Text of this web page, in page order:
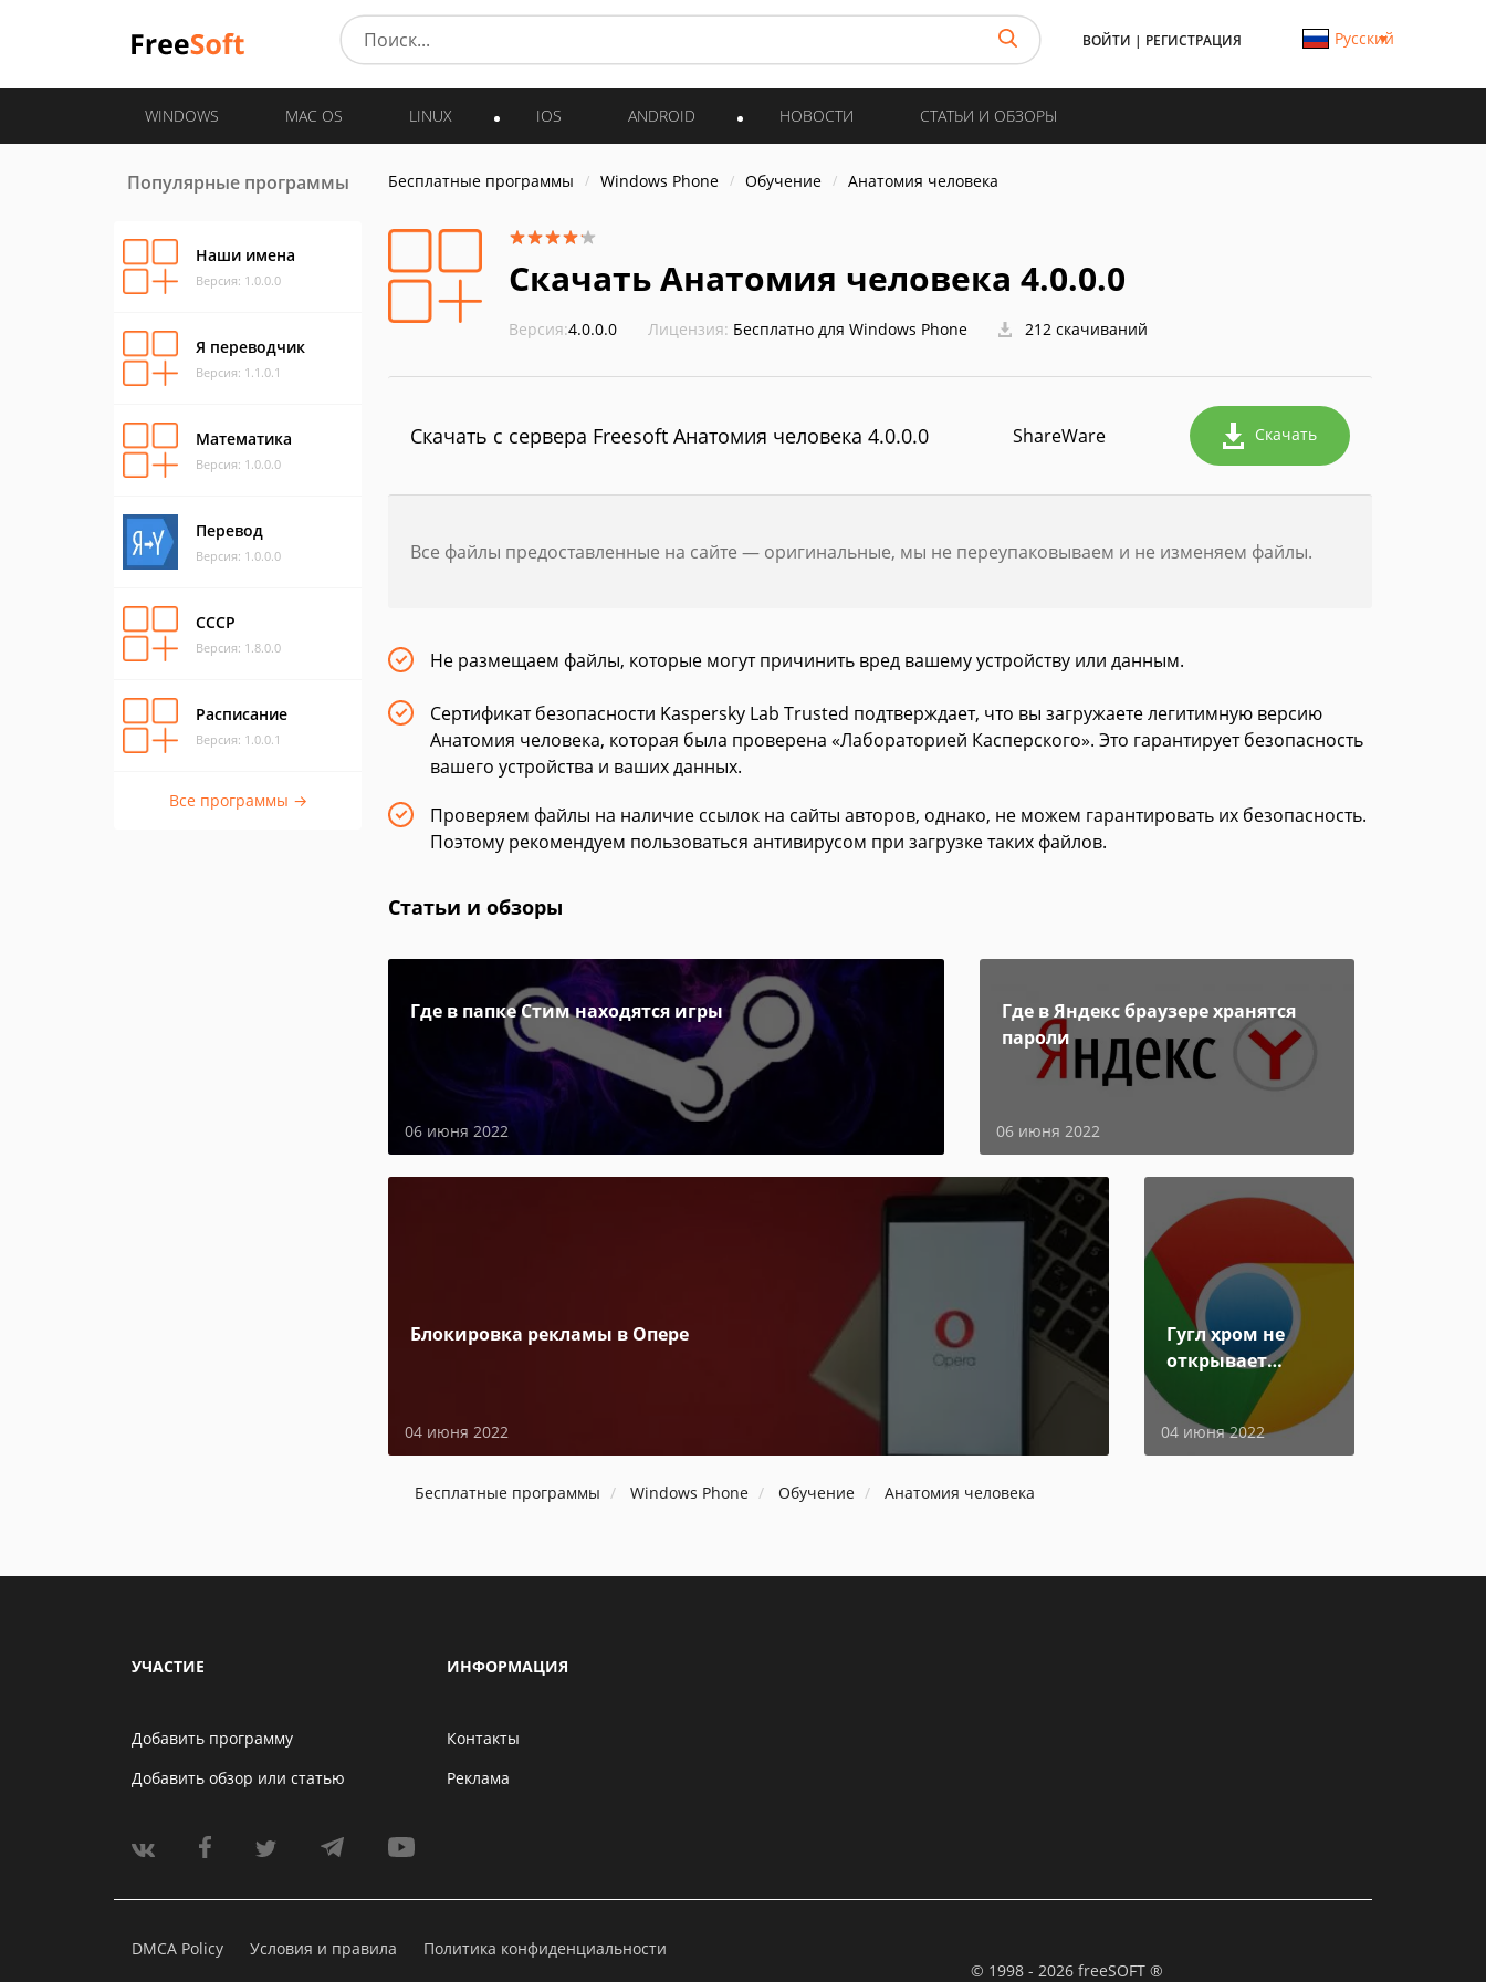
ВОЙТИ | РЕГИСТРАЦИЯ Русский
WINDOWS MAC OS LINUX IOS ANDROID НОВОСТИ СТАТЬИ И ОБЗОРЫ
Популярные программы
Наши имена
Версия: 1.0.0.0
Я переводчик
Версия: 1.1.0.1
Математика
Версия: 1.0.0.0
Перевод
Версия: 1.0.0.0
СССР
Версия: 1.8.0.0
Расписание
Версия: 1.0.0.1
Все программы →
Бесплатные программы Windows Phone Обучение Анатомия человека
Скачать Анатомия человека 4.0.0.0
Версия:4.0.0.0 Лицензия: Бесплатно для Windows Phone 212 скачиваний
Скачать с сервера Freesoft Анатомия человека 4.0.0.0 ShareWare Скачать
Все файлы предоставленные на сайте — оригинальные, мы не переупаковываем и не изменяем файлы.
Не размещаем файлы, которые могут причинить вред вашему устройству или данным.
Сертификат безопасности Kaspersky Lab Trusted подтверждает, что вы загружаете легитимную версию
Анатомия человека, которая была проверена «Лабораторией Касперского». Это гарантирует безопасность
вашего устройства и ваших данных.
Проверяем файлы на наличие ссылок на сайты авторов, однако, не можем гарантировать их безопасность.
Поэтому рекомендуем пользоваться антивирусом при загрузке таких файлов.
Статьи и обзоры
Где в папке Стим находятся игры
06 июня 2022
Где в Яндекс браузере хранятся
пароли
06 июня 2022
Блокировка рекламы в Опере
04 июня 2022
Гугл хром не
открывает
04 июня 2022
Бесплатные программы Windows Phone Обучение Анатомия человека
УЧАСТИЕ
Добавить программу
Добавить обзор или статью
ИНФОРМАЦИЯ
Контакты
Реклама
DMCA Policy Условия и правила
Политика конфиденциальности
© 1998 - 2026 freeSOFT ®